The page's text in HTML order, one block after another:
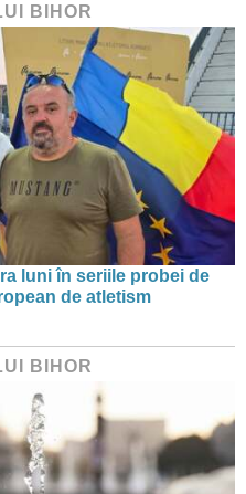
BIHOR
luni în seriile probei de
de atletism
BIHOR